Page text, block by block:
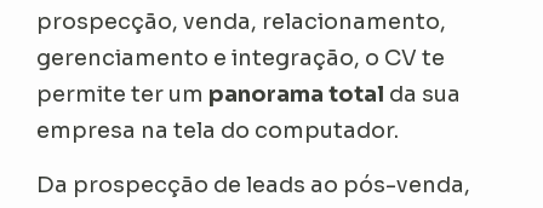
prospecção, venda, relacionamento,
gerenciamento e integração, o CV te
permite ter um panorama total da sua
empresa na tela do computador.
Da prospecção de leads ao pós-venda,